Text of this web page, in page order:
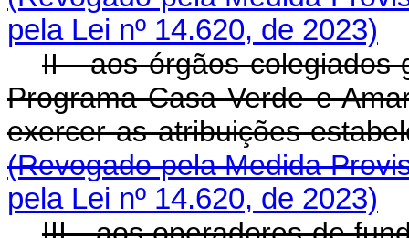
pela Lei nº 14.620, de 2023)
II - aos órgãos colegiados
Programa Casa Verde e
exercer as atribuições
(Revogado pela Medida
pela Lei nº 14.620, de 2023)